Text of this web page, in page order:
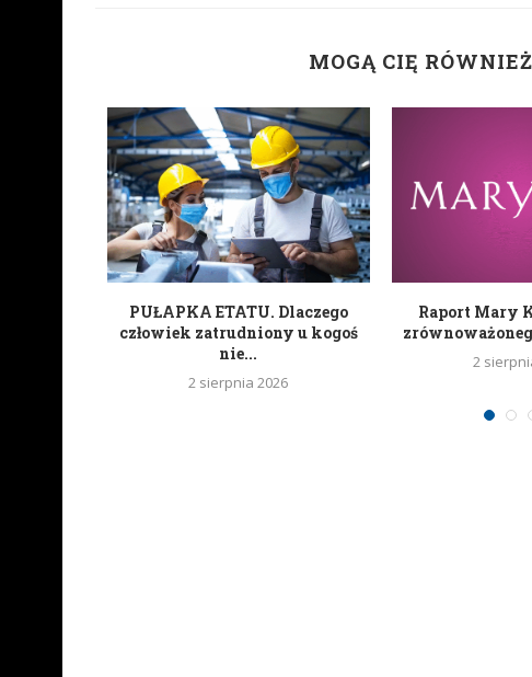
MOGĄ CIĘ
PUŁAPKA ETATU. Dlaczego
człowiek zatrudniony u kogoś
nie...
2 sierpnia 2026
Raport Mary
2